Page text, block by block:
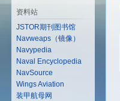
资料站
JSTOR期刊图书馆
Navweaps（镜像）
Navypedia
Naval Encyclopedia
NavSource
Wings Aviation
装甲航母网